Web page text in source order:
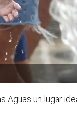
un lugar